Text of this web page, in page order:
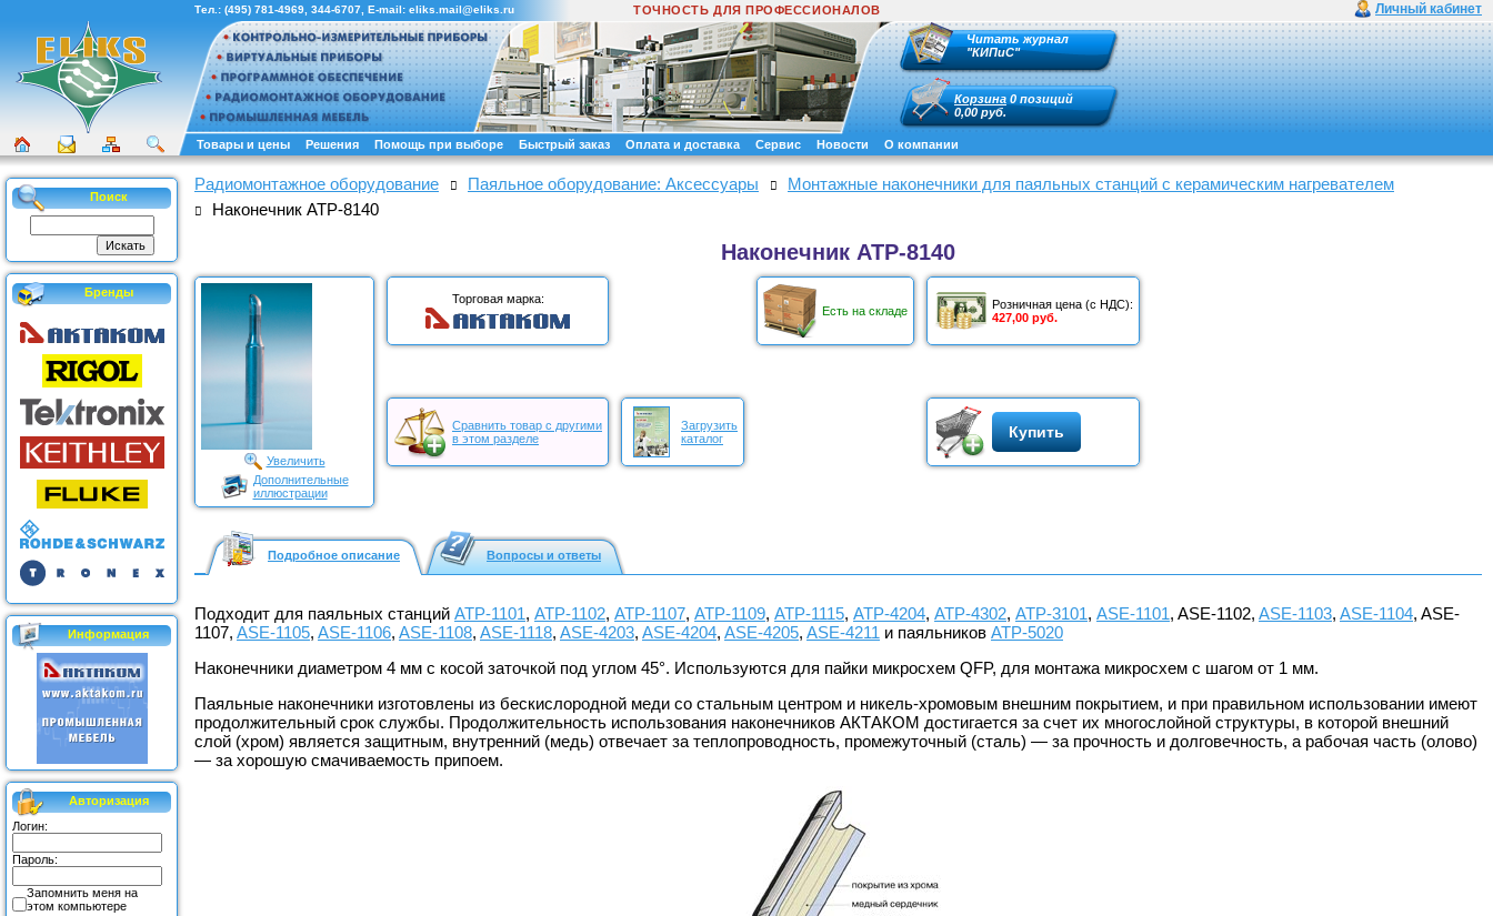
Личный кабинет
Тел.: (495) 781-4969 344-6707 , E-mail: eliks.mail@eliks.ru ТОЧНОСТЬ ДЛЯ ПРОФЕССИОНАЛОВ
Читать журнал
"КИПиС"
Корзина 0 позиций
0,00 руб.
Товары и цены Решения Помощь при выборе Быстрый заказ Оплата и доставка Сервис Новости О компании
Поиск
Бренды
Информация
Авторизация
Логин:
Пароль:
Запомнить меня на
этом компьютере
Радиомонтажное оборудование Паяльное оборудование: Аксессуары
Монтажные наконечники для паяльных станций с керамическим нагревателем
Наконечник АТР-8140
Наконечник АТР-8140
Увеличить
Дополнительные
иллюстрации
Торговая марка:
Есть на складе
Розничная цена (с НДС):
427,00 руб.
Сравнить товар с другими
в этом разделе
Загрузить
каталог
Купить
Подробное описание Вопросы и ответы
Подходит для паяльных станций АТР-1101, АТР-1102, АТР-1107, АТР-1109, АТР-1115, АТР-4204, АТР-4302, АТР-3101, ASE-1101, ASE-1102, ASE-1103, ASE-1104, ASE-
1107, ASE-1105, ASE-1106, ASE-1108, ASE-1118, ASE-4203, ASE-4204, ASE-4205, ASE-4211 и паяльников АТР-5020
Наконечники диаметром 4 мм с косой заточкой под углом 45°. Используются для пайки микросхем QFP, для монтажа микросхем с шагом от 1 мм.
Паяльные наконечники изготовлены из бескислородной меди со стальным центром и никель-хромовым внешним покрытием, и при правильном использовании имеют
продолжительный срок службы. Продолжительность использования наконечников АКТАКОМ достигается за счет их многослойной структуры, в которой внешний
слой (хром) является защитным, внутренний (медь) отвечает за теплопроводность, промежуточный (сталь) — за прочность и долговечность, а рабочая часть (олово)
— за хорошую смачиваемость припоем.